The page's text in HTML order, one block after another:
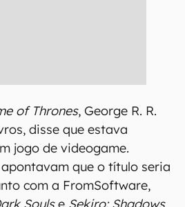
of Thrones, George R. R.
disse que estava
jogo de videogame.
que o título seria
com a FromSoftware,